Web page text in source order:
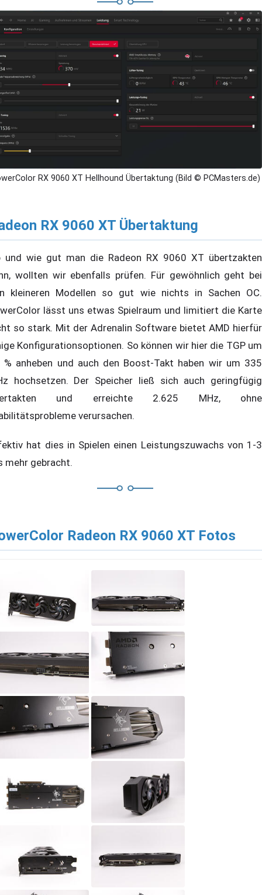
RX 9060 XT Hellhound Übertaktung (Bild © PCMasters.de)
RX 9060 XT Übertaktung
und wie gut man die Radeon RX 9060 XT übertzakten
wollten wir ebenfalls prüfen. Für gewöhnlich geht bei
kleineren Modellen so gut wie nichts in Sachen OC.
lässt uns etwas Spielraum und limitiert die Karte
so stark. Mit der Adrenalin Software bietet AMD hierfür
Konfigurationsoptionen. So können wir hier die TGP um
% anheben und auch den Boost-Takt haben wir um 335
hochsetzen. Der Speicher ließ sich auch geringfügig
und erreichte 2.625 MHz, ohne
verursachen.
hat dies in Spielen einen Leistungszuwachs von 1-3
mehr gebracht.
Radeon RX 9060 XT Fotos